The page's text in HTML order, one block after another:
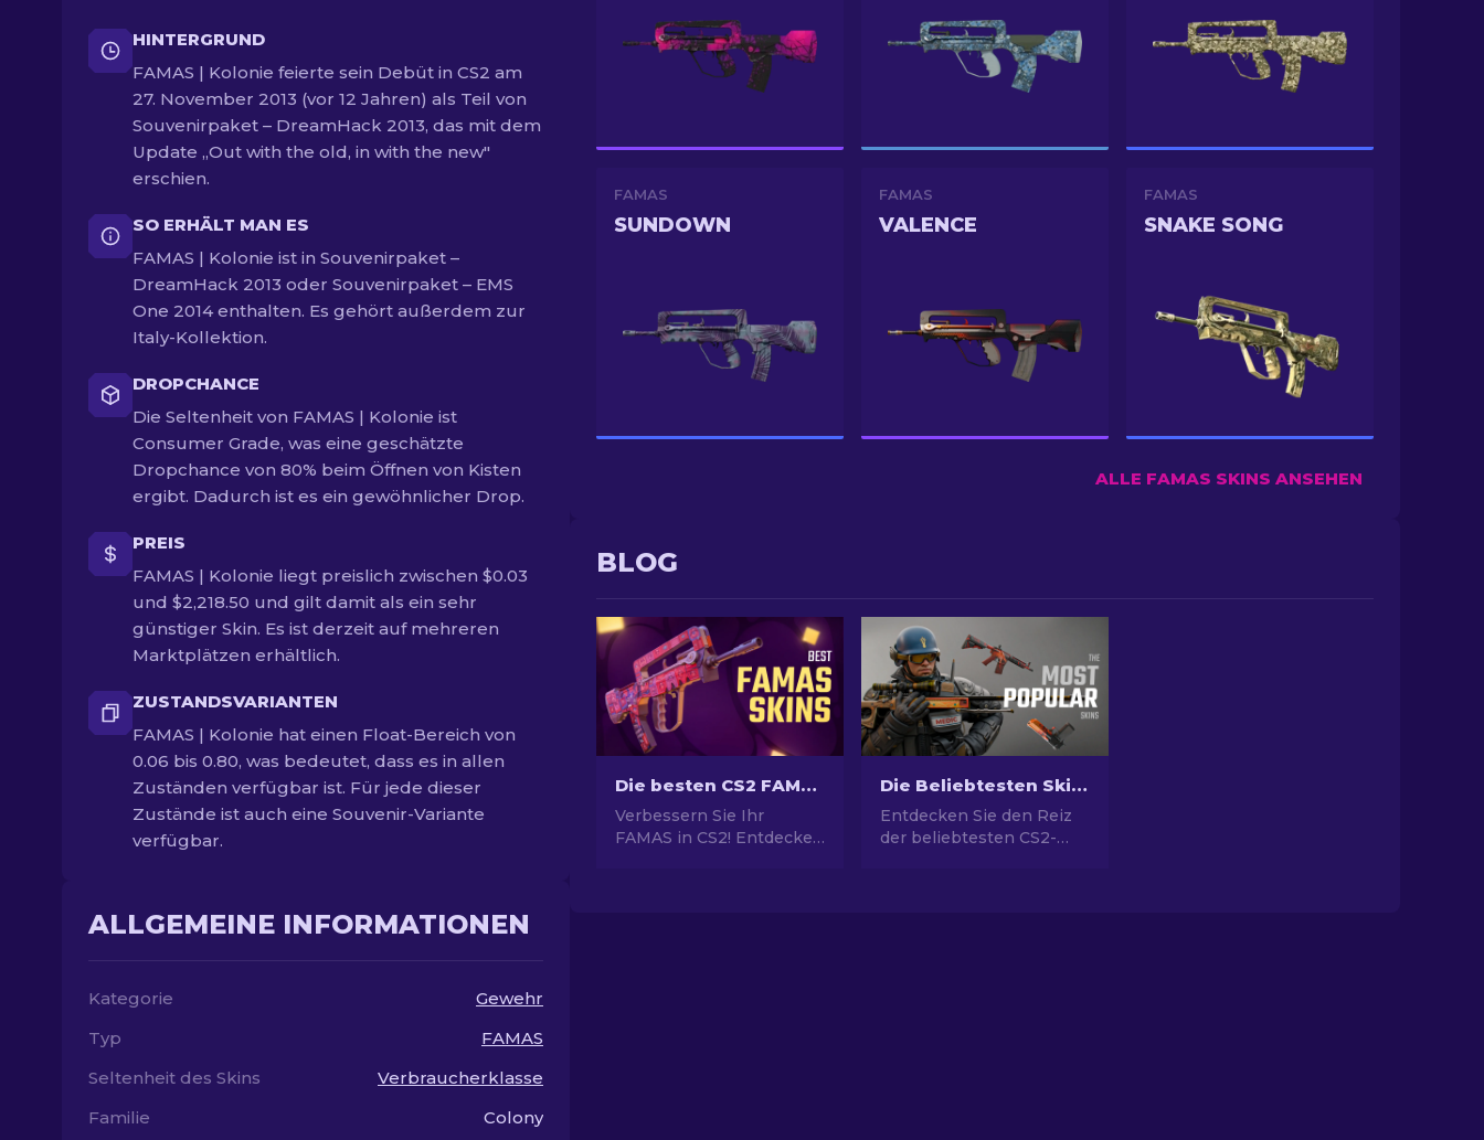
HINTERGRUND
FAMAS | Kolonie feierte sein Debüt in CS2 am
27. November 2013 (vor 12 Jahren) als Teil von
Souvenirpaket – DreamHack 2013, das mit dem
Update „Out with the old, in with the new"
erschien.
SO ERHÄLT MAN ES
FAMAS | Kolonie ist in Souvenirpaket –
DreamHack 2013 oder Souvenirpaket – EMS
One 2014 enthalten. Es gehört außerdem zur
Italy-Kollektion.
DROPCHANCE
Die Seltenheit von FAMAS | Kolonie ist
Consumer Grade, was eine geschätzte
Dropchance von 80% beim Öffnen von Kisten
ergibt. Dadurch ist es ein gewöhnlicher Drop.
PREIS
FAMAS | Kolonie liegt preislich zwischen $0.03
und $2,218.50 und gilt damit als ein sehr
günstiger Skin. Es ist derzeit auf mehreren
Marktplätzen erhältlich.
ZUSTANDSVARIANTEN
FAMAS | Kolonie hat einen Float-Bereich von
0.06 bis 0.80, was bedeutet, dass es in allen
Zuständen verfügbar ist. Für jede dieser
Zustände ist auch eine Souvenir-Variante
verfügbar.
ALLGEMEINE INFORMATIONEN
Kategorie
Gewehr
Typ
FAMAS
Seltenheit des Skins
Verbraucherklasse
Familie
Colony
FAMAS
SUNDOWN
FAMAS
VALENCE
FAMAS
SNAKE SONG
ALLE FAMAS SKINS ANSEHEN
BLOG
Die besten CS2 FAMAS Skins [2026]
Verbessern Sie Ihr
FAMAS in CS2! Entdecken
Die Beliebtesten Skins in CS2
Entdecken Sie den Reiz
der beliebtesten CS2-